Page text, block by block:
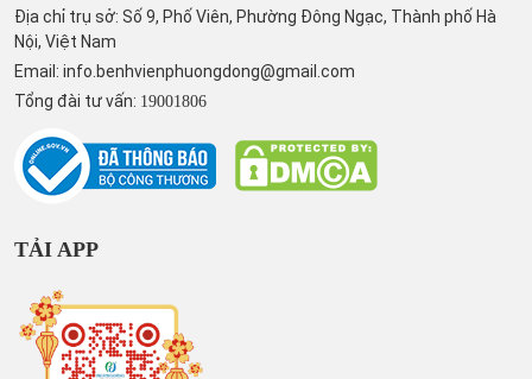
Địa chỉ trụ sở: Số 9, Phố Viên, Phường Đông Ngạc, Thành phố Hà
Nội, Việt Nam
Email: info.benhvienphuongdong@gmail.com
Tổng đài tư vấn: 19001806
TẢI APP